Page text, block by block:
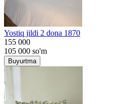
Yostiq jildi 2 dona 1870
155 000
105 000 so'm
Buyurtma